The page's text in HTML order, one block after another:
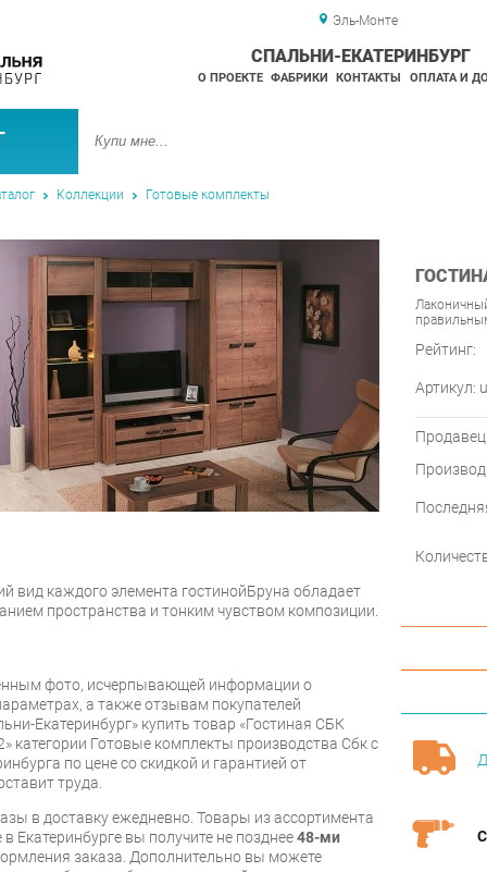
Эль-Монте
СПАЛЬНИ-ЕКАТЕРИНБУРГ
О ПРОЕКТЕ ФАБРИКИ КОНТАКТЫ ОПЛАТА И
Коллекции Готовые комплекты
Рейтинг:
Артикул:
Продавец:
вид каждого элемента гостинойБруна обладает
пространства и тонким чувством композиции.
фото, исчерпывающей информации о
а также отзывам покупателей
Екатеринбург» купить товар «Гостиная СБК
категории Готовые комплекты производства Сбк с
по цене со скидкой и гарантией от
труда.
в доставку ежедневно. Товары из ассортимента
Екатеринбурге вы получите не позднее48-ми
заказа. Дополнительно вы можете